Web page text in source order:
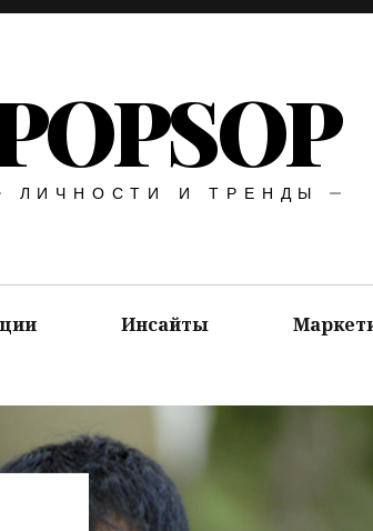
ЛИЧНОСТИ И ТРЕНДЫ
Инсайты